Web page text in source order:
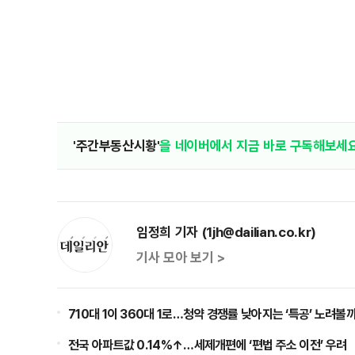
'주간부동산시황'을 네이버에서 지금 바로 구독해보세
임정희 기자 (1jh@dailian.co.kr)
기사 모아 보기 >
710대 1이 360대 1로…청약 경쟁률 낮아지는 ‘특공’ 노려볼
전국 아파트값 0.14%↑…세제개편에 ‘편법 주소 이전’ 우려